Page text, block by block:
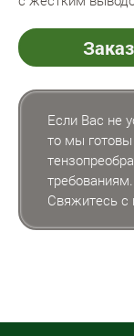
Если Вас не
то мы готовы
требованиям.
Свяжитесь с